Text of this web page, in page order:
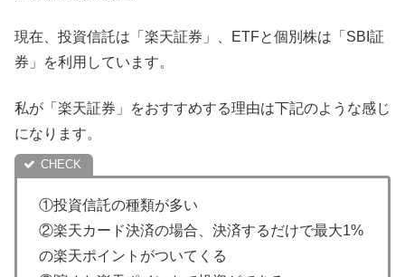
現在、投資信託は「楽天証券」、ETFと個別株は「SBI証
券」を利用しています。
私が「楽天証券」をおすすめする理由は下記のような感じ
になります。
①投資信託の種類が多い
②楽天カード決済の場合、決済するだけで最大1%
の楽天ポイントがついてくる